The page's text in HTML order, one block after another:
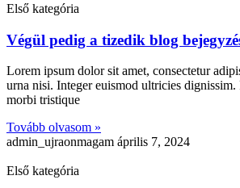
Első kategória
Végül pedig a tizedik blog
Lorem ipsum dolor sit amet, consectetur
urna nisi. Integer euismod ultricies dignissim.
morbi tristique
Tovább olvasom »
admin_ujraonmagam április 7, 2024
Első kategória